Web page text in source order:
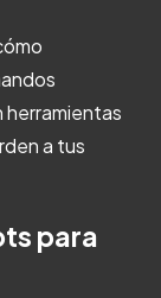
herramientas
a tus
para